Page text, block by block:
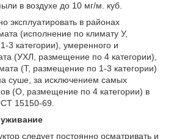
в воздухе до 10 мг/м. куб.
эксплуатировать в районах
(исполнение по климату У,
3 категории), умеренного и
(УХЛ, размещение по 4 категории),
(Т, размещение по 1-3 категории)
суше, за исключением самых
(О, размещение по 4 категории) в
15150-69.
следует постоянно осматривать и